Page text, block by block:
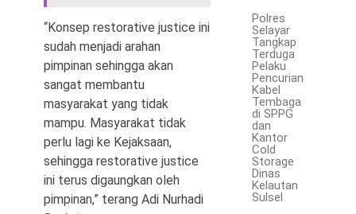
“Konsep restorative justice ini
sudah menjadi arahan
pimpinan sehingga akan
sangat membantu
masyarakat yang tidak
mampu. Masyarakat tidak
perlu lagi ke Kejaksaan,
sehingga restorative justice
ini terus digaungkan oleh
pimpinan,” terang Adi Nurhadi
Polres
Selayar
Tangkap
Terduga
Pelaku
Pencurian
Kabel
Tembaga
di SPPG
dan
Kantor
Cold
Storage
Dinas
Kelautan
Sulsel